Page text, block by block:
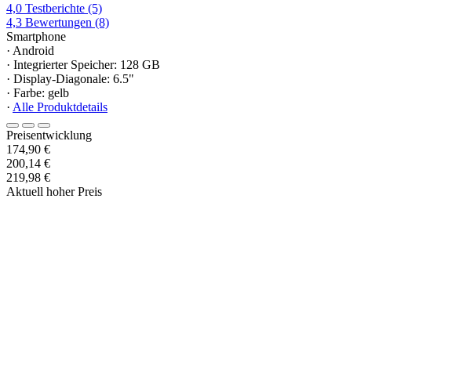
4,0 Testberichte (5)
4,3 Bewertungen (8)
Smartphone
· Android
· Integrierter Speicher: 128 GB
· Display-Diagonale: 6.5"
· Farbe: gelb
· Alle Produktdetails
Preisentwicklung
174,90 €
200,14 €
219,98 €
Aktuell hoher Preis